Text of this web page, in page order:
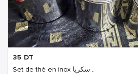
35 DT
Set de thé en inox سكريا...